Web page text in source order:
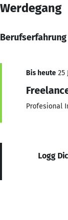
Werdegang
Bis heute 25
Profesional
Logg